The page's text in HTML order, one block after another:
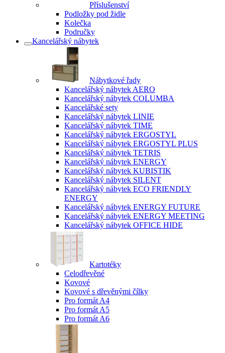
Příslušenství
Podložky pod židle
Kolečka
Područky
Kancelářský nábytek
Nábytkové řady
Kancelářský nábytek AERO
Kancelářský nábytek COLUMBA
Kancelářské sety
Kancelářský nábytek LINIE
Kancelářský nábytek TIME
Kancelářský nábytek ERGOSTYL
Kancelářský nábytek ERGOSTYL PLUS
Kancelářský nábytek TETRIS
Kancelářský nábytek ENERGY
Kancelářský nábytek KUBISTIK
Kancelářský nábytek SILENT
Kancelářský nábytek ECO FRIENDLY
ENERGY
Kancelářský nábytek ENERGY FUTURE
Kancelářský nábytek ENERGY MEETING
Kancelářský nábytek OFFICE HIDE
Kartotéky
Celodřevěné
Kovové
Kovové s dřevěnými čílky
Pro formát A4
Pro formát A5
Pro formát A6